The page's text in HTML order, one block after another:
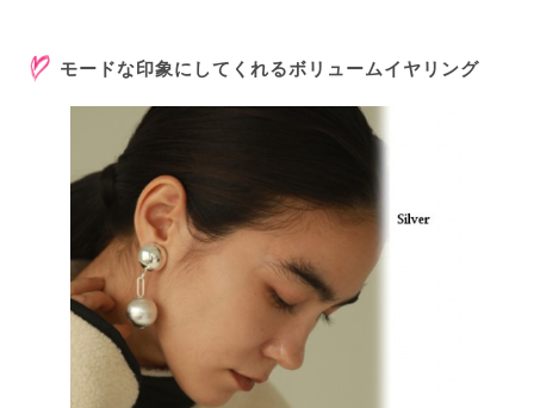
モードな印象にしてくれるボリュームイヤリング